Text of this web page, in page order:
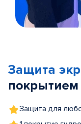
5
Защита
покрытием
Защита для